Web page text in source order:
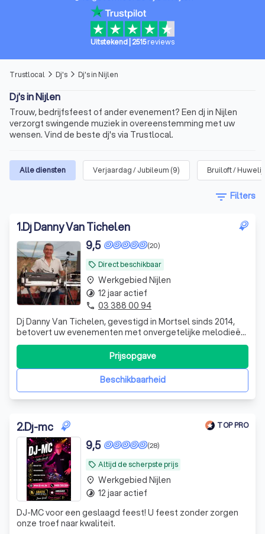
Uitstekend 2515reviews
Trustlocal arrow_forward_ios Dj's arrow_forward_ios Dj's in Nijlen
Dj's in Nijlen
Trouw, bedrijfsfeest of ander evenement? Een dj in Nijlen
verzorgt swingende muziek in overeenstemming met uw
wensen. Vind de beste dj's via Trustlocal.
Alle diensten Verjaardag / Jubileum (9) Bruiloft /
filter_list Filters
1.Dj Danny Van Tichelen
local_offer Direct beschikbaar
(20)
9,5
Dj Danny Van Tichelen, gevestigd in Mortsel sinds 2014,
betovert uw evenementen met onvergetelijke melodieën
in de regio's Antwerpen, Oost-Vlaanderen en Vlaams-
Brabant. Wil je een geslaagde party, boek dan Danny Van
Tichelen. De DJ voor een topavond met topmuziek en een
toppersoonlijkheid Laat uw fe
Beschikbaarheid
Prijsopgave
place Werkgebied Nijlen
timelapse 12 jaar actief
phone 03 388 00 94
2.Dj-mc TOP PRO
local_offer Altijd de scherpste prijs
(28)
9,5
DJ-MC voor een geslaagd feest! U feest zonder zorgen
onze troef naar kwaliteit.
place Werkgebied Nijlen
timelapse 12 jaar actief